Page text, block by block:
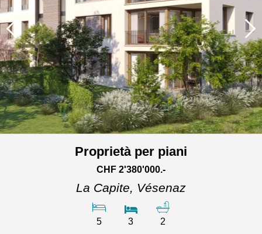
Proprietà per piani
CHF 2'380'000.-
La Capite, Vésenaz
5 3 2